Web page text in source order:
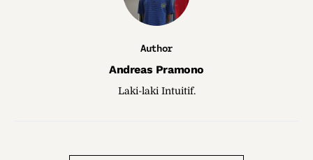
Author
Andreas Pramono
Laki-laki Intuitif.